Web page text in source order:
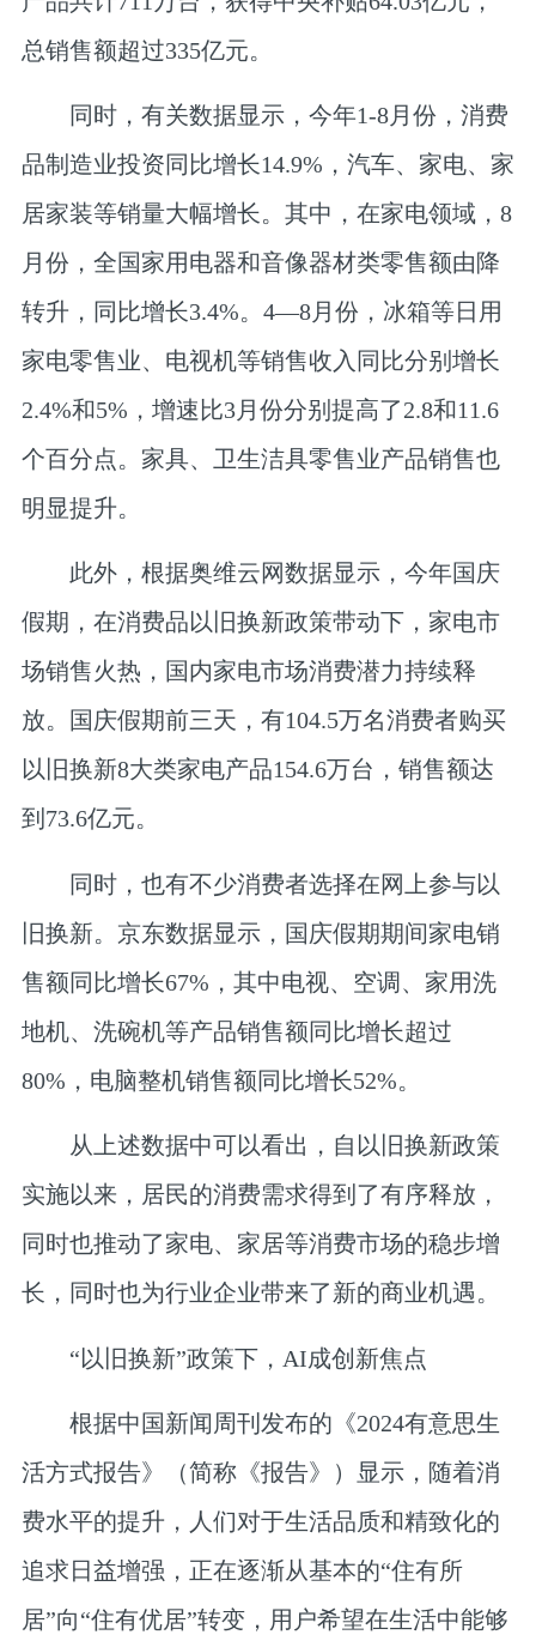
总销售额超过335亿元。
同时，有关数据显示，今年1-8月份，消费
品制造业投资同比增长14.9%，汽车、家电、家
居家装等销量大幅增长。其中，在家电领域，8
月份，全国家用电器和音像器材类零售额由降
转升，同比增长3.4%。4—8月份，冰箱等日用
家电零售业、电视机等销售收入同比分别增长
2.4%和5%，增速比3月份分别提高了2.8和11.6
个百分点。家具、卫生洁具零售业产品销售也
明显提升。
此外，根据奥维云网数据显示，今年国庆
假期，在消费品以旧换新政策带动下，家电市
场销售火热，国内家电市场消费潜力持续释
放。国庆假期前三天，有104.5万名消费者购买
以旧换新8大类家电产品154.6万台，销售额达
到73.6亿元。
同时，也有不少消费者选择在网上参与以
旧换新。京东数据显示，国庆假期期间家电销
售额同比增长67%，其中电视、空调、家用洗
地机、洗碗机等产品销售额同比增长超过
80%，电脑整机销售额同比增长52%。
从上述数据中可以看出，自以旧换新政策
实施以来，居民的消费需求得到了有序释放，
同时也推动了家电、家居等消费市场的稳步增
长，同时也为行业企业带来了新的商业机遇。
“以旧换新”政策下，AI成创新焦点
根据中国新闻周刊发布的《2024有意思生
活方式报告》（简称《报告》）显示，随着消
费水平的提升，人们对于生活品质和精致化的
追求日益增强，正在逐渐从基本的“住有所
居”向“住有优居”转变，用户希望在生活中能够